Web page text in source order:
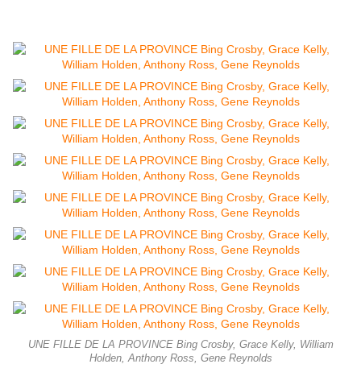
UNE FILLE DE LA PROVINCE Bing Crosby, Grace Kelly, William
Holden, Anthony Ross, Gene Reynolds